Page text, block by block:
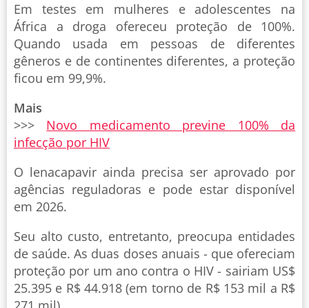
Em testes em mulheres e adolescentes na
África a droga ofereceu proteção de 100%.
Quando usada em pessoas de diferentes
gêneros e de continentes diferentes, a proteção
ficou em 99,9%.
Mais
>>> Novo medicamento previne 100% da
infecção por HIV
O lenacapavir ainda precisa ser aprovado por
agências reguladoras e pode estar disponível
em 2026.
Seu alto custo, entretanto, preocupa entidades
de saúde. As duas doses anuais - que ofereciam
proteção por um ano contra o HIV - sairiam US$
25.395 e R$ 44.918 (em torno de R$ 153 mil a R$